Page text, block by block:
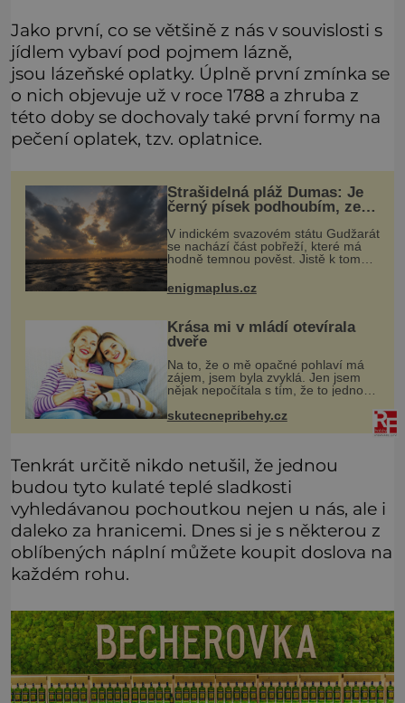
Jako první, co se většině z nás v souvislosti s
jídlem vybaví pod pojmem lázně,
jsou lázeňské oplatky. Úplně první zmínka se
o nich objevuje už v roce 1788 a zhruba z
této doby se dochovaly také první formy na
pečení oplatek, tzv. oplatnice.
Strašidelná pláž Dumas: Je
černý písek podhoubím, ze
V indickém svazovém státu Gudžarát
se nachází část pobřeží, které má
hodně temnou pověst. Jistě k tomu
přispívá i černý písek této pláže.
Proč má pláž takové netypické
zbarvení? Nakolik jsou pravdivé
enigmaplus.cz
Krása mi v mládí otevírala
dveře
Na to, že o mě opačné pohlaví má
zájem, jsem byla zvyklá. Jen jsem
nějak nepočítala s tím, že to jednou
Když mi bylo dvacet, rychle jsem
skutecnepribehy.cz
Tenkrát určitě nikdo netušil, že jednou
budou tyto kulaté teplé sladkosti
vyhledávanou pochoutkou nejen u nás, ale i
daleko za hranicemi. Dnes si je s některou z
oblíbených náplní můžete koupit doslova na
každém rohu.